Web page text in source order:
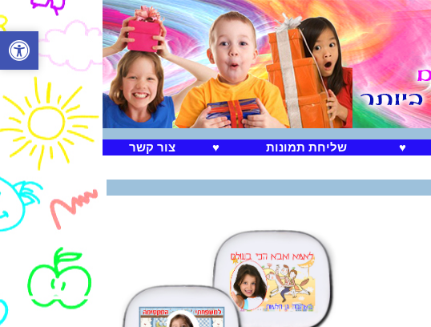
♥ שליחת תמונות ♥ צור קשר